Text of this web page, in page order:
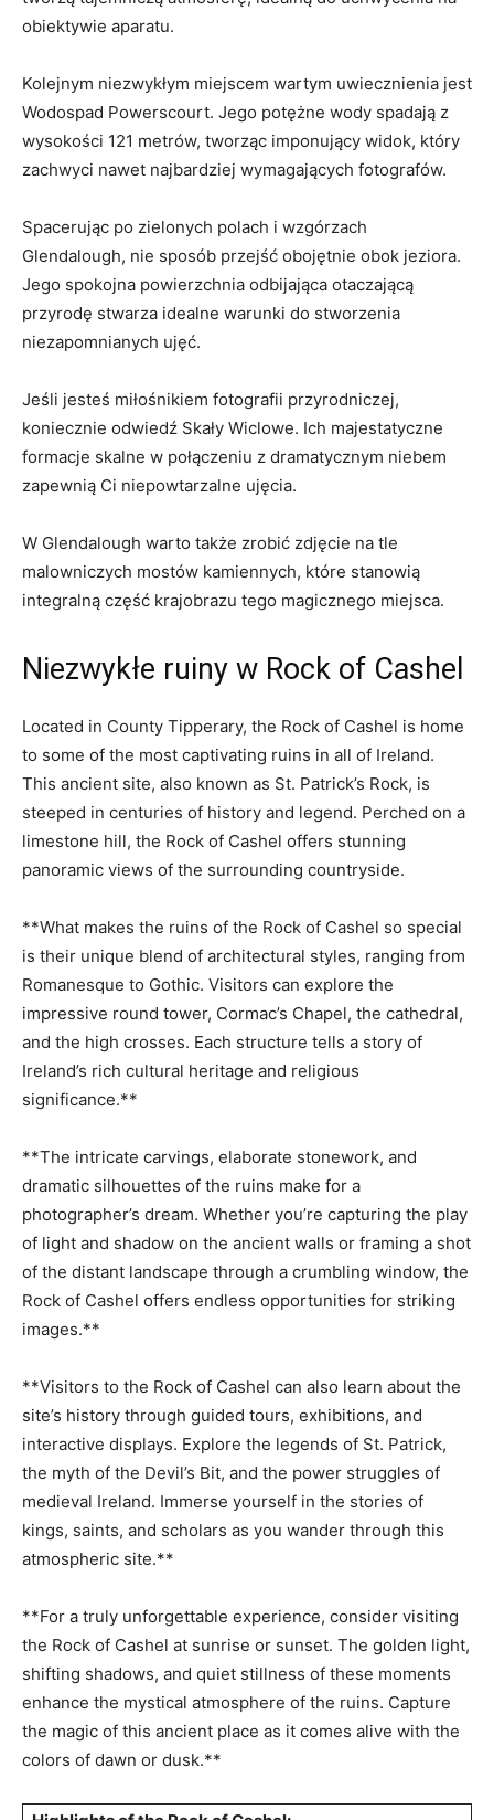
obiektywie aparatu.
Kolejnym niezwykłym miejscem wartym⁣ uwiecznienia jest
Wodospad Powerscourt. Jego potężne wody spadają z
wysokości 121 metrów,⁣ tworząc imponujący ⁣widok, który
zachwyci nawet⁣ najbardziej wymagających fotografów.
Spacerując po zielonych polach i wzgórzach
Glendalough, nie‍ sposób przejść obojętnie obok jeziora.
Jego‍ spokojna ​powierzchnia odbijająca otaczającą
przyrodę ⁢stwarza idealne warunki ⁤do stworzenia⁢
niezapomnianych ujęć.
Jeśli jesteś miłośnikiem fotografii przyrodniczej,
koniecznie odwiedź Skały Wiclowe. Ich majestatyczne
formacje skalne ⁢w połączeniu z dramatycznym niebem
zapewnią Ci niepowtarzalne ujęcia.
W Glendalough ‌warto także zrobić zdjęcie na tle
malowniczych mostów kamiennych, które stanowią
⁢integralną ​część krajobrazu tego magicznego miejsca.
Niezwykłe ruiny w Rock of Cashel
Located in ​County Tipperary, the⁤ Rock of Cashel is home
to some of the ‍most captivating ruins ‌in all of‍ Ireland.
This ancient site, also ‍known as St. Patrick’s Rock, is
steeped⁣ in centuries of history‍ and⁤ legend. Perched⁢ on a⁢
limestone⁤ hill, the Rock ‍of ⁢Cashel ‌offers stunning
panoramic⁤ views of the surrounding countryside.
**What makes ⁢the ruins of ⁣the​ Rock of Cashel so special⁣
is their unique blend of‍ architectural ⁢styles, ranging from
Romanesque to Gothic.⁢ Visitors ⁣can explore the
impressive round tower, Cormac’s Chapel, the cathedral,
and the high crosses. Each​ structure tells a⁣ story of
Ireland’s‌ rich‌ cultural heritage and religious
significance.**
**The ‌intricate carvings,⁤ elaborate stonework, and
dramatic silhouettes of the ruins ⁣make for a
photographer’s ⁢dream. ‌Whether you’re capturing⁢ the play
of light and‌ shadow on‌ the ⁢ancient walls or framing a shot
⁤of the distant ‌landscape through a crumbling window,‌ the
Rock of Cashel ‌offers endless opportunities for striking ​
images.**
**Visitors to‌ the ‌Rock of Cashel can⁣ also learn about the​
site’s ‍history ​through guided ‌tours, exhibitions, and
interactive displays. Explore the ⁣legends of St. Patrick,⁤
the myth of the Devil’s Bit, and the power struggles of
⁤medieval Ireland. ‌Immerse yourself in the stories of
kings, saints, and scholars as you ⁣wander through this
atmospheric site.**
**For a truly unforgettable experience,‌ consider visiting
the Rock of Cashel ⁤at sunrise or sunset. ‍The golden ​light,
shifting shadows,⁢ and quiet stillness of these moments
enhance‍ the mystical ‍atmosphere of⁤ the ruins. ⁤Capture
the magic of this ancient place‌ as‍ it comes alive with the
colors‌ of dawn ‍or⁣ dusk.**